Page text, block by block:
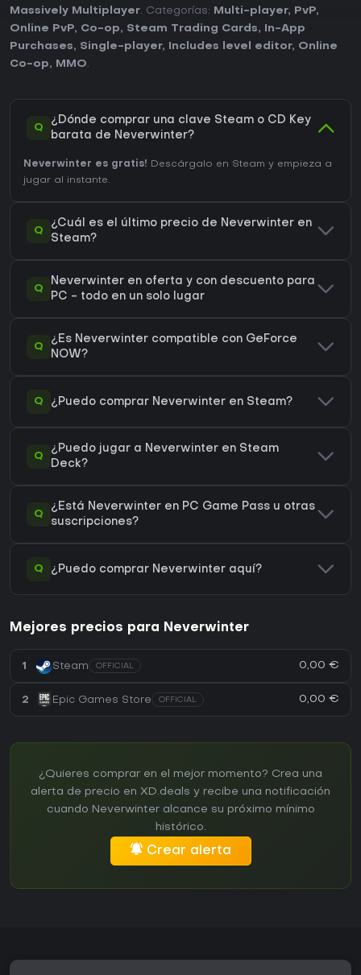
Massively Multiplayer. Categorías: Multi-player, PvP,
Online PvP, Co-op, Steam Trading Cards,
In-App
Purchases, Single-player, Includes level editor, Online
Co-op, MMO.
Q
¿Dónde comprar una clave Steam o CD Key
barata de Neverwinter?
Neverwinter es gratis! Descárgalo en Steam y empieza a
jugar al instante.
Q
¿Cuál es el último precio de Neverwinter en
Steam?
Q
Neverwinter en oferta y con descuento para
PC - todo en un solo lugar
Q
¿Es Neverwinter compatible con GeForce
NOW?
Q ¿Puedo comprar Neverwinter en Steam?
Q
¿Puedo jugar a Neverwinter en Steam
Deck?
Q
¿Está Neverwinter en PC Game Pass u otras
suscripciones?
Q ¿Puedo comprar Neverwinter aquí?
Mejores precios para Neverwinter
1 Steam OFFICIAL 0,00 €
2 Epic Games Store OFFICIAL 0,00 €
¿Quieres comprar en el mejor momento? Crea una
alerta de precio en XD.deals y recibe una notificación
cuando Neverwinter alcance su próximo mínimo
histórico.
Crear alerta